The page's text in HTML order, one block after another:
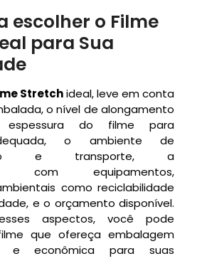
escolher o Filme
para Sua
Stretchideal, leve em conta
o nível de alongamento
espessura do filme para
o ambiente de
e transporte, a
com equipamentos,
como reciclabilidade
e o orçamento disponível.
aspectos, você pode
que ofereça embalagem
e econômica para suas